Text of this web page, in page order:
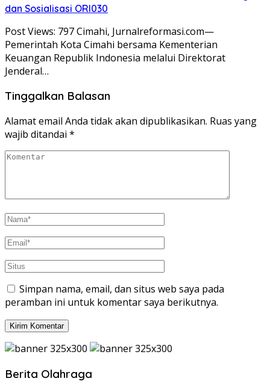
dan Sosialisasi ORI030
Post Views: 797 Cimahi, Jurnalreformasi.com—
Pemerintah Kota Cimahi bersama Kementerian
Keuangan Republik Indonesia melalui Direktorat
Jenderal…
Tinggalkan Balasan
Alamat email Anda tidak akan dipublikasikan. Ruas yang
wajib ditandai *
Simpan nama, email, dan situs web saya pada
peramban ini untuk komentar saya berikutnya.
Berita Olahraga